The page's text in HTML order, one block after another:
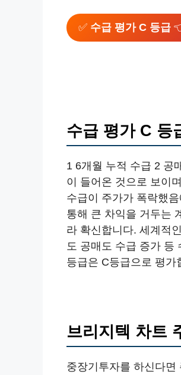
✅ 수급 평가 C 등급
수급 평가 C 등
1 6개월 누적 수급 2 공
이 들어온 것으로 보이
수급이 주가가 폭락했
통해 큰 차익을 거두는
라 확신합니다. 세계적
도 공매도 수급 증가 등
등급은 C등급으로 평가
브리지텍 차트
중장기투자를 하신다